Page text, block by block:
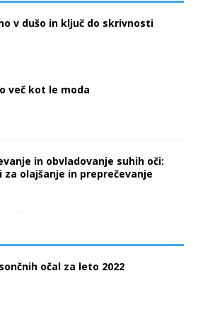
v dušo in ključ do skrivnosti
več kot le moda
in obvladovanje suhih oči:
za olajšanje in preprečevanje
očal za leto 2022